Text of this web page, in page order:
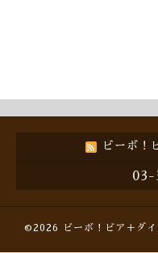
ビーボ！
03-
©2026 ビーボ！ビア＋ダ